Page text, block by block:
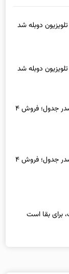
دوبله شد
دوبله شد
جدال بهرام افشاری و امین حیایی در صدر جدول؛ فروش ۴
جدال بهرام افشاری و امین حیایی در صدر جدول؛ فروش ۴
بقا است